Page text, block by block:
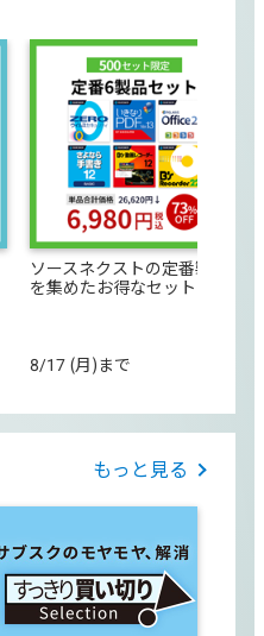
ソースネクストの定番製品
を集めたお得なセット
8/17 (月)まで
もっと見る